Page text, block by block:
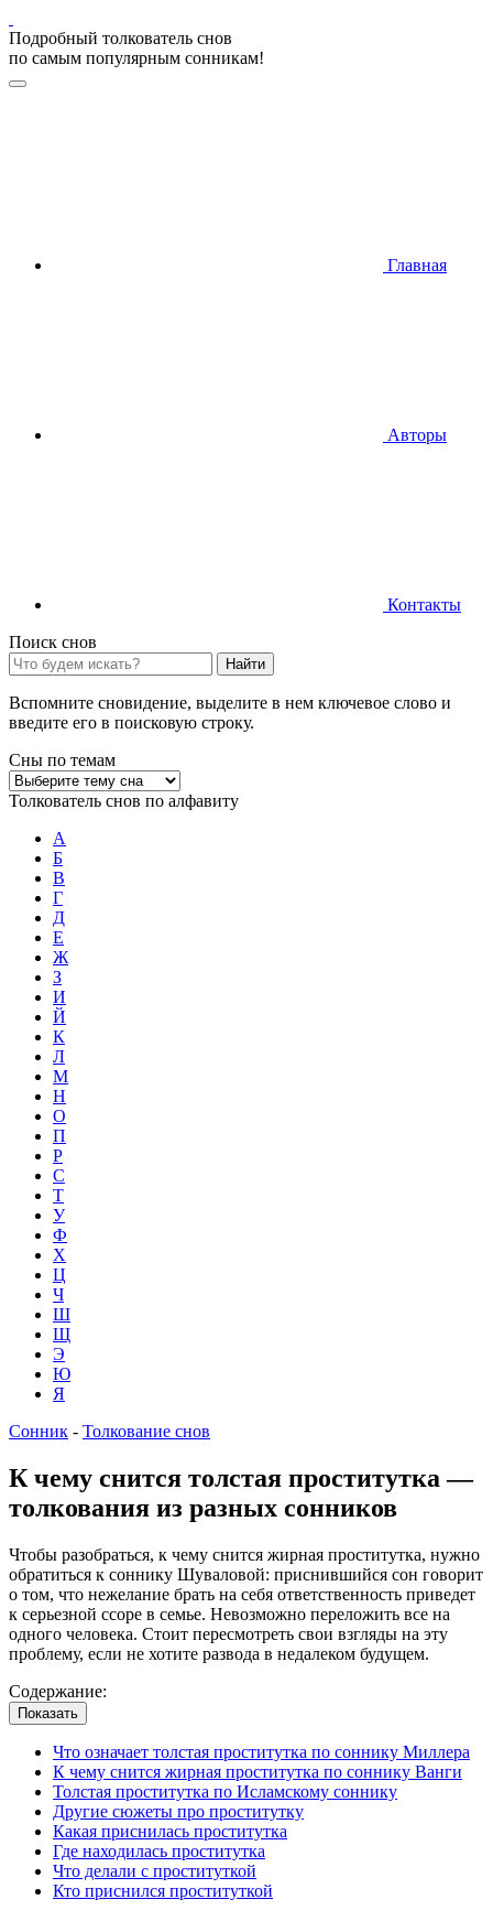
Подробный толкователь снов
по самым популярным сонникам!
Главная
Авторы
Контакты
Поиск снов
Найти
Вспомните сновидение, выделите в нем ключевое слово и
введите его в поисковую строку.
Сны по темам
Толкователь снов по алфавиту
А
Б
В
Г
Д
Е
Ж
З
И
Й
К
Л
М
Н
О
П
Р
С
Т
У
Ф
Х
Ц
Ч
Ш
Щ
Э
Ю
Я
Сонник - Толкование снов
К чему снится толстая проститутка —
толкования из разных сонников
Чтобы разобраться, к чему снится жирная проститутка, нужно
обратиться к соннику Шуваловой: приснившийся сон говорит
о том, что нежелание брать на себя ответственность приведет
к серьезной ссоре в семье. Невозможно переложить все на
одного человека. Стоит пересмотреть свои взгляды на эту
проблему, если не хотите развода в недалеком будущем.
Содержание:
Показать
Что означает толстая проститутка по соннику Миллера
К чему снится жирная проститутка по соннику Ванги
Толстая проститутка по Исламскому соннику
Другие сюжеты про проститутку
Какая приснилась проститутка
Где находилась проститутка
Что делали с проституткой
Кто приснился проституткой